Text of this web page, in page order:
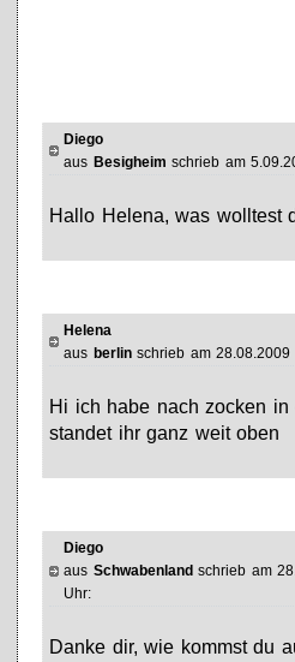
Diego
aus Besigheim schrieb am
Hallo Helena, was wolltest
Helena
aus berlinschrieb am 28.08.2009
Hi ich habe nach zocken
standet ihr ganz weit oben
Diego
aus Schwabenland schrieb am
Uhr:
Danke dir, wie kommst du